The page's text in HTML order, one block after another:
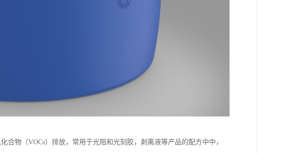
合物（VOCs）排放，常用于光阻和光刻胶，剥离液等产品的配方中中，